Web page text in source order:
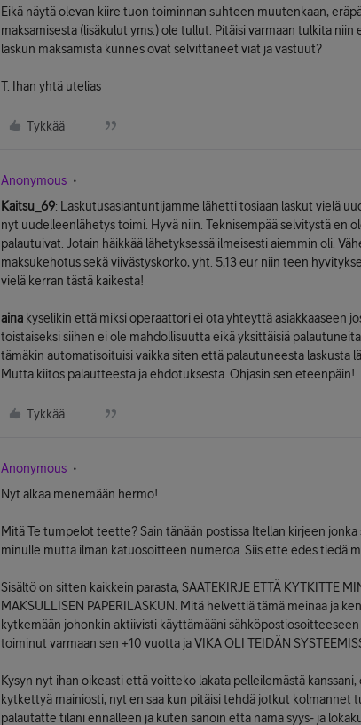
Eikä näytä olevan kiire tuon toiminnan suhteen muutenkaan,
maksamisesta (lisäkulut yms.) ole tullut. Pitäisi varmaan tulkita
laskun maksamista kunnes ovat selvittäneet viat ja vastuut?
T. Ihan yhtä utelias
Tykkää
Anonymous
Kaitsu_69: Laskutusasiantuntijamme lähetti tosiaan laskut vielä
nyt uudelleenlähetys toimi. Hyvä niin. Teknisempää selvitystä en
palautuivat. Jotain häikkää lähetyksessä ilmeisesti aiemmin oli.
maksukehotus sekä viivästyskorko, yht. 5,13 eur niin teen
vielä kerran tästä kaikesta!
aina kyselikin että miksi operaattori ei ota yhteyttä asiakkaaseen
toistaiseksi siihen ei ole mahdollisuutta eikä yksittäisiä
tämäkin automatisoituisi vaikka siten että palautuneesta laskusta
Mutta kiitos palautteesta ja ehdotuksesta. Ohjasin sen eteenpäin!
Tykkää
Anonymous
Nyt alkaa menemään hermo!
Mitä Te tumpelot teette? Sain tänään postissa Itellan kirjeen
minulle mutta ilman katuosoitteen numeroa. Siis ette edes tiedä
Sisältö on sitten kaikkein parasta, SAATEKIRJE ETTÄ KYTKITTE
MAKSULLISEN PAPERILASKUN. Mitä helvettiä tämä meinaa ja
kytkemään johonkin aktiivisti käyttämääni
toiminut varmaan sen +10 vuotta ja VIKA OLI TEIDÄN
Kysyn nyt ihan oikeasti että voitteko lakata pelleilemästä
kytkettyä mainiosti, nyt en saa kun pitäisi tehdä jotkut kolmannet
palautatte tilani ennalleen ja kuten sanoin että nämä syys- ja